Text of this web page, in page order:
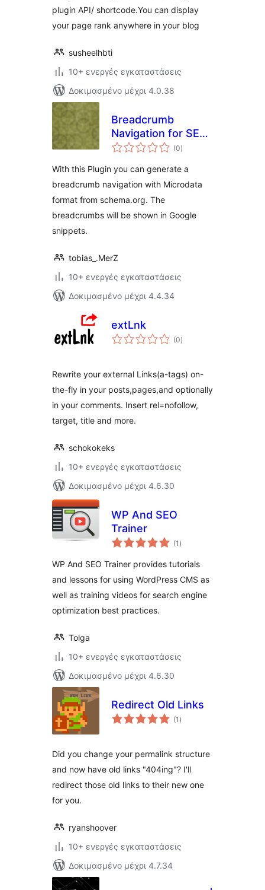
plugin API/ shortcode.You can display
your page rank anywhere in your blog
susheelhbti
10+ ενεργές εγκαταστάσεις
Δοκιμασμένο μέχρι 4.0.38
Breadcrumb
Navigation for SEO
with Microdata
(0αξιολογήσεις
σύνολο
)
With this Plugin you can generate a
breadcrumb navigation with Microdata
format from schema.org. The
breadcrumbs will be shown in Google
snippets.
tobias_.MerZ
10+ ενεργές εγκαταστάσεις
Δοκιμασμένο μέχρι 4.4.34
extLnk
(0αξιολογήσεις
σύνολο
)
Rewrite your external Links(a-tags) on-
the-fly in your posts,pages,and optionally
in your comments. Insert rel=nofollow,
target, title and more.
schokokeks
10+ ενεργές εγκαταστάσεις
Δοκιμασμένο μέχρι 4.6.30
WP And SEO
Trainer
(1 αξιολογήσεις
σύνολο
)
WP And SEO Trainer provides tutorials
and lessons for using WordPress CMS as
well as training videos for search engine
optimization best practices.
Tolga
10+ ενεργές εγκαταστάσεις
Δοκιμασμένο μέχρι 4.6.30
Redirect Old Links
(1 αξιολογήσεις
σύνολο
)
Did you change your permalink structure
and now have old links "404ing"? I'll
redirect those old links to their new one
for you.
ryanshoover
10+ ενεργές εγκαταστάσεις
Δοκιμασμένο μέχρι 4.7.34